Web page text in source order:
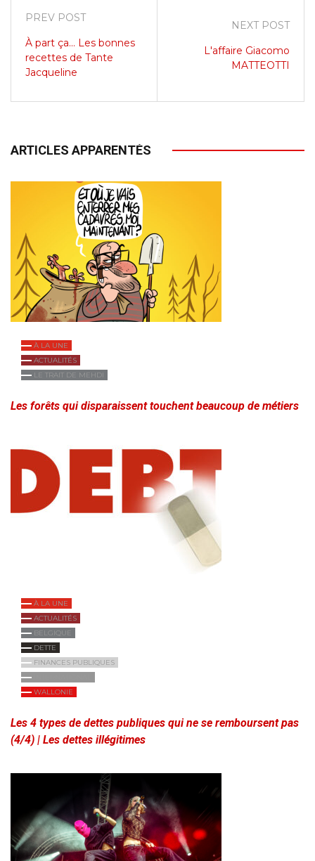
PREV POST
À part ça... Les bonnes
recettes de Tante
Jacqueline
NEXT POST
L'affaire Giacomo
MATTEOTTI
ARTICLES APPARENTÉS
À LA UNE
ACTUALITÉS
LE TRAIT DE MEHDI
Les forêts qui disparaissent touchent beaucoup de métiers
À LA UNE
ACTUALITÉS
BELGIQUE
DETTE
FINANCES PUBLIQUES
WALLONIE
Les 4 types de dettes publiques qui ne se remboursent pas
(4/4) | Les dettes illégitimes